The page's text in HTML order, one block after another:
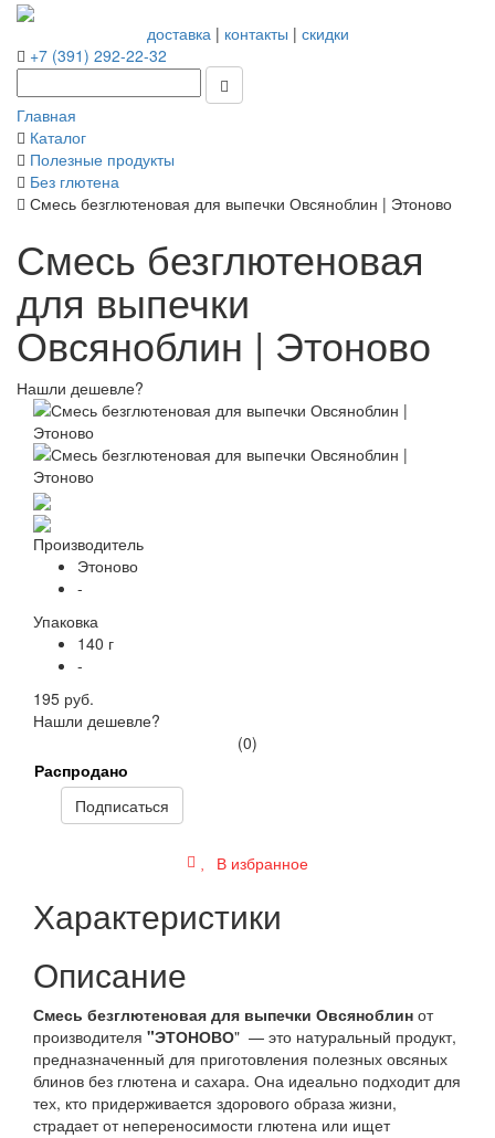
доставка| контакты | скидки
+7 (391) 292-22-32
Главная
Каталог
Полезные продукты
Без глютена
Смесь безглютеновая для выпечки Овсяноблин | Этоново
Смесь безглютеновая
для выпечки
Овсяноблин | Этоново
Нашли дешевле?
Производитель
Этоново
-
Упаковка
140 г
-
195 руб.
Нашли дешевле?
(0)
Распродано
Подписаться
В избранное
Характеристики
Описание
Смесь безглютеновая для выпечки Овсяноблин от
производителя "ЭТОНОВО" — это натуральный продукт,
предназначенный для приготовления полезных овсяных
блинов без глютена и сахара. Она идеально подходит для
тех, кто придерживается здорового образа жизни,
страдает от непереносимости глютена или ищет